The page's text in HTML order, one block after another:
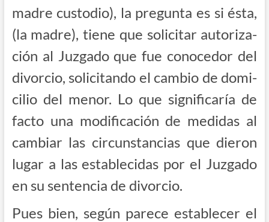
madre cus­to­dio), la pre­gun­ta es si ésta,
(la madre), tie­ne que soli­ci­tar auto­ri­za­
ción al Juz­ga­do que fue cono­ce­dor del
divor­cio, soli­ci­tan­do el cam­bio de domi­
ci­lio del menor. Lo que sig­ni­fi­ca­ría de
fac­to una modi­fi­ca­ción de medi­das al
cam­biar las cir­cuns­tan­cias que die­ron
lugar a las esta­ble­ci­das por el Juz­ga­do
en su sen­ten­cia de divorcio.
Pues bien, según pare­ce esta­ble­cer el